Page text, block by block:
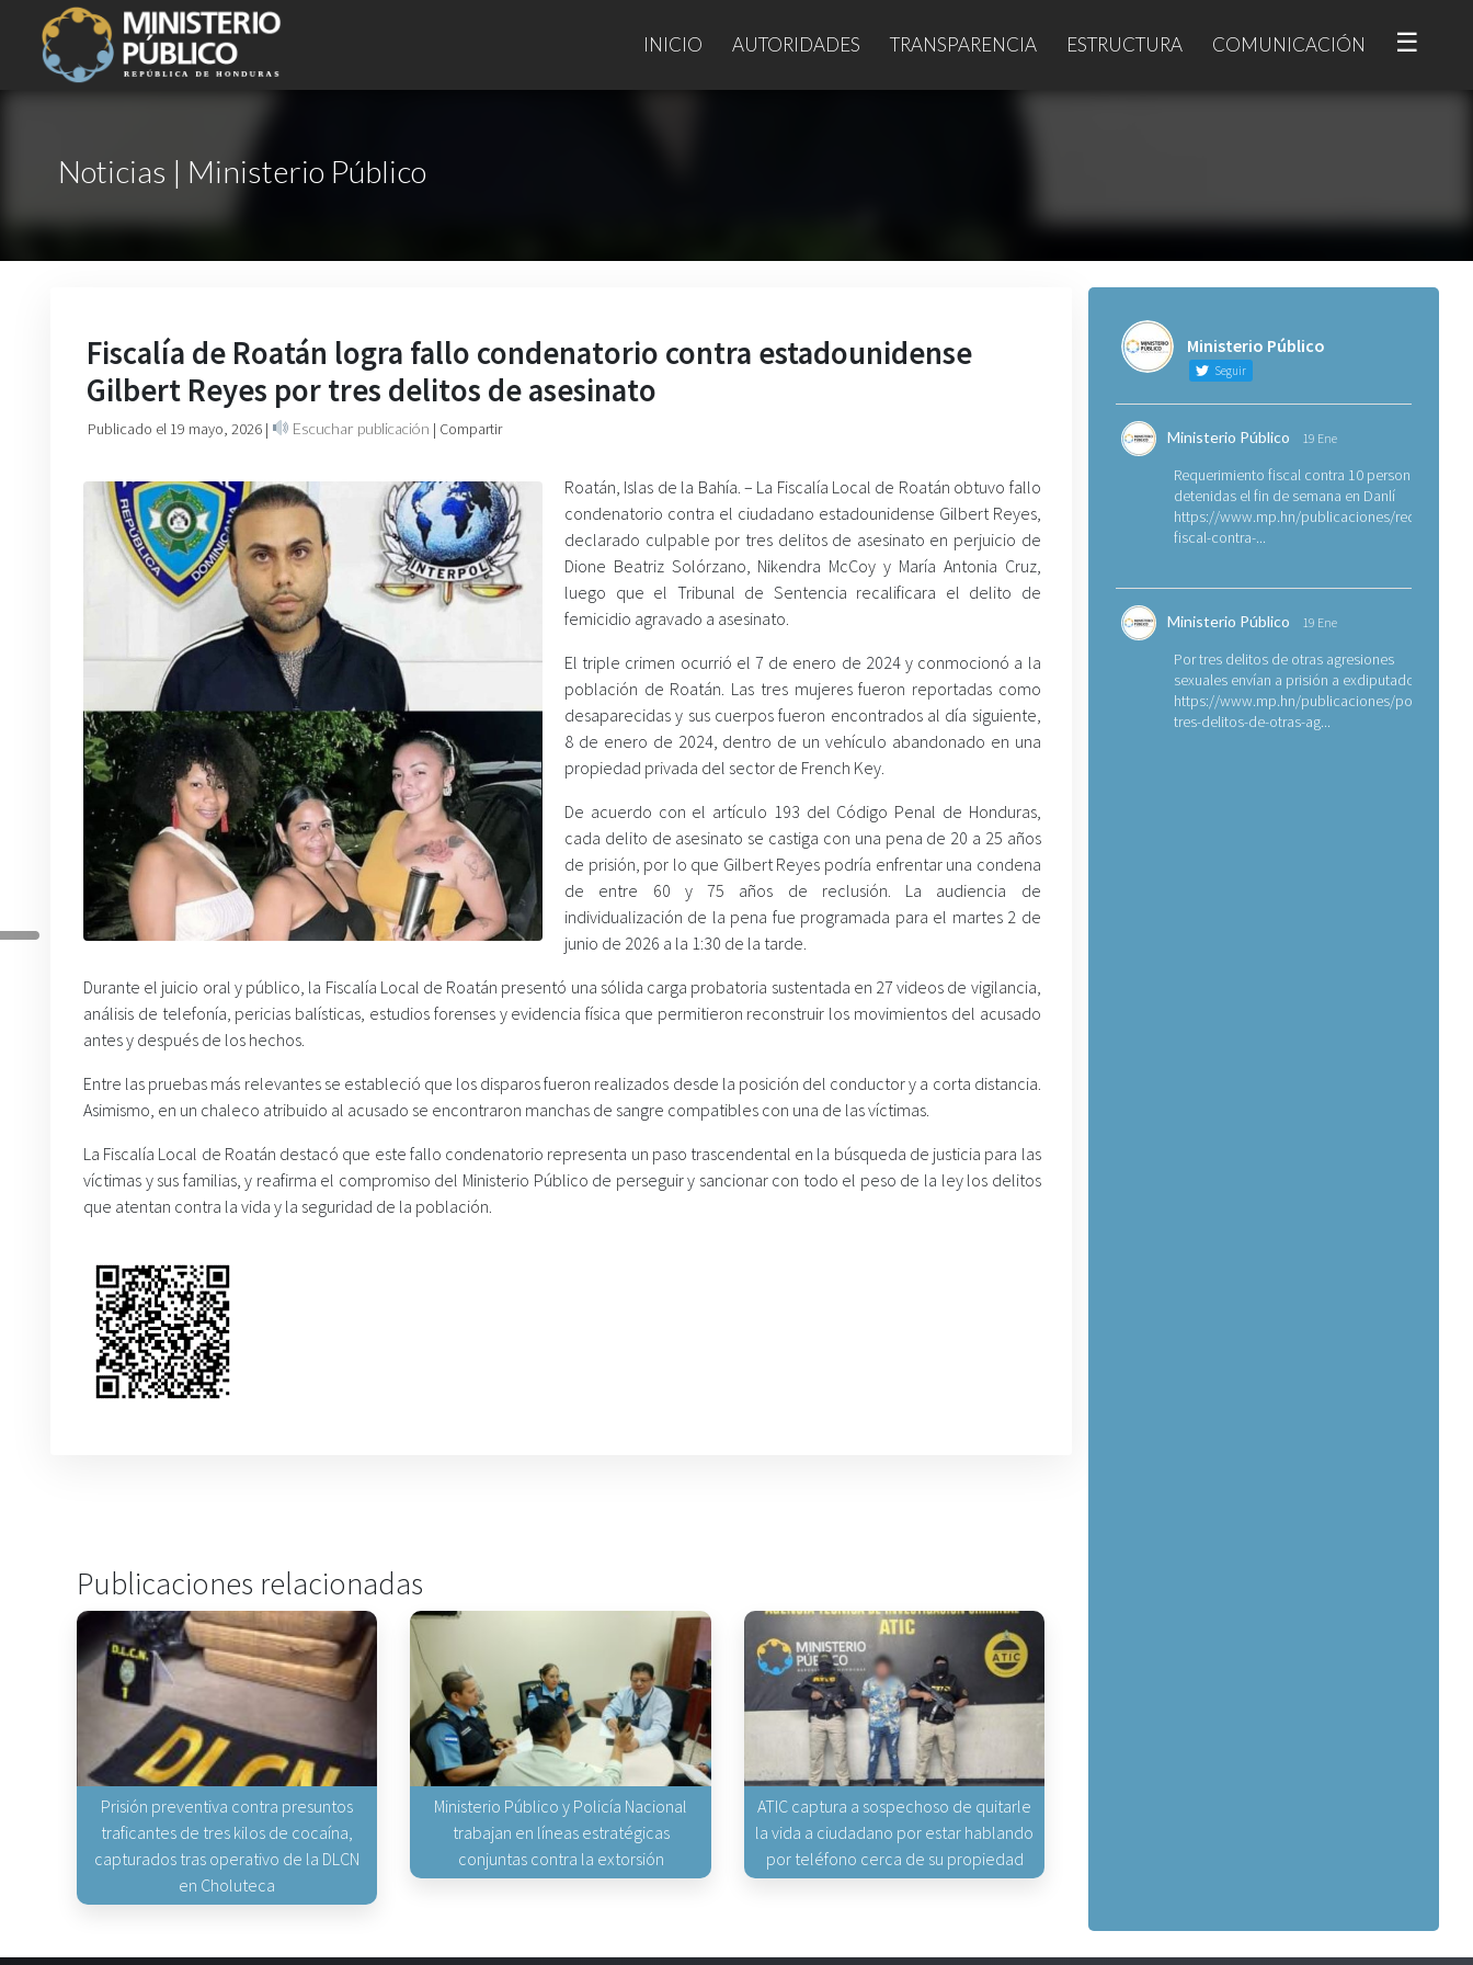
INICIO AUTORIDADES TRANSPARENCIA ESTRUCTURA COMUNICACIÓN ☰
Noticias | Ministerio Público
Fiscalía de Roatán logra fallo condenatorio contra estadounidense
Gilbert Reyes por tres delitos de asesinato
Publicado el 19 mayo, 2026 | Escuchar publicación | Compartir
Roatán, Islas de la Bahía. – La Fiscalía Local de Roatán obtuvo fallo
condenatorio contra el ciudadano estadounidense Gilbert Reyes,
declarado culpable por tres delitos de asesinato en perjuicio de
Dione Beatriz Solórzano, Nikendra McCoy y María Antonia Cruz,
luego que el Tribunal de Sentencia recalificara el delito de
femicidio agravado a asesinato.
El triple crimen ocurrió el 7 de enero de 2024 y conmocionó a la
población de Roatán. Las tres mujeres fueron reportadas como
desaparecidas y sus cuerpos fueron encontrados al día siguiente,
8 de enero de 2024, dentro de un vehículo abandonado en una
propiedad privada del sector de French Key.
De acuerdo con el artículo 193 del Código Penal de Honduras,
cada delito de asesinato se castiga con una pena de 20 a 25 años
de prisión, por lo que Gilbert Reyes podría enfrentar una condena
de entre 60 y 75 años de reclusión. La audiencia de
individualización de la pena fue programada para el martes 2 de
junio de 2026 a la 1:30 de la tarde.
Durante el juicio oral y público, la Fiscalía Local de Roatán presentó una sólida carga probatoria sustentada en 27 videos de vigilancia,
análisis de telefonía, pericias balísticas, estudios forenses y evidencia física que permitieron reconstruir los movimientos del acusado
antes y después de los hechos.
Entre las pruebas más relevantes se estableció que los disparos fueron realizados desde la posición del conductor y a corta distancia.
Asimismo, en un chaleco atribuido al acusado se encontraron manchas de sangre compatibles con una de las víctimas.
La Fiscalía Local de Roatán destacó que este fallo condenatorio representa un paso trascendental en la búsqueda de justicia para las
víctimas y sus familias, y reafirma el compromiso del Ministerio Público de perseguir y sancionar con todo el peso de la ley los delitos
que atentan contra la vida y la seguridad de la población.
Publicaciones relacionadas
Prisión preventiva contra presuntos
traficantes de tres kilos de cocaína,
capturados tras operativo de la DLCN
en Choluteca
Ministerio Público y Policía Nacional
trabajan en líneas estratégicas
conjuntas contra la extorsión
ATIC captura a sospechoso de quitarle
la vida a ciudadano por estar hablando
por teléfono cerca de su propiedad
Ministerio Público
Seguir
Ministerio Público 19 Ene
Requerimiento fiscal contra 10 personas
detenidas el fin de semana en Danlí
https://www.mp.hn/publicaciones/
fiscal-contra-...
Ministerio Público 19 Ene
Por tres delitos de otras agresiones
sexuales envían a prisión a exdiputado
https://www.mp.hn/publicaciones/por-
tres-delitos-de-otras-ag...